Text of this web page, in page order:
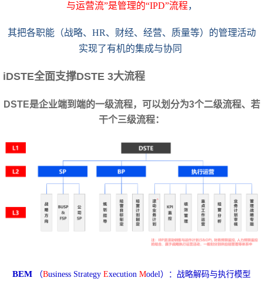
与运营流”是管理的“IPD”流程，
其把各职能（战略、HR、财经、经营、质量等）的管理活动
实现了有机的集成与协同
iDSTE全面支撑DSTE 3大流程
DSTE是企业端到端的一级流程，可以划分为3个二级流程、若
干个三级流程：
BEM （Business Strategy Execution Model）：战略解码与执行模型